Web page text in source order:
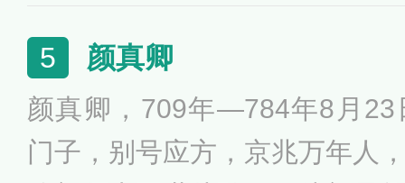
百年的中国，击破突厥，被尊
面，开创先进的选官制度，发
成为盛世之国。开皇年间，隋
700余万户，是中国农耕文明
5 颜真卿
颜真卿，709年—784年8月23
门子，别号应方，京兆万年人